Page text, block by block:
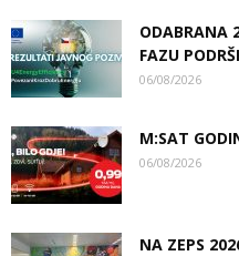
ODABRANA
FAZU
06/08/2026
M:SAT
06/08/2026
NA ZEPS